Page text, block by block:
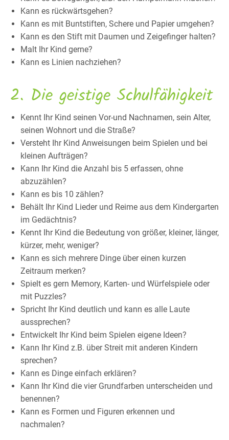
Kann es rückwärtsgehen?
Kann es mit Buntstiften, Schere und Papier umgehen?
Kann es den Stift mit Daumen und Zeigefinger halten?
Malt Ihr Kind gerne?
Kann es Linien nachziehen?
2. Die geistige Schulfähigkeit
Kennt Ihr Kind seinen Vor-und Nachnamen, sein Alter,
seinen Wohnort und die Straße?
Versteht Ihr Kind Anweisungen beim Spielen und bei
kleinen Aufträgen?
Kann Ihr Kind die Anzahl bis 5 erfassen, ohne
abzuzählen?
Kann es bis 10 zählen?
Behält Ihr Kind Lieder und Reime aus dem Kindergarten
im Gedächtnis?
Kennt Ihr Kind die Bedeutung von größer, kleiner, länger,
kürzer, mehr, weniger?
Kann es sich mehrere Dinge über einen kurzen
Zeitraum merken?
Spielt es gern Memory, Karten- und Würfelspiele oder
mit Puzzles?
Spricht Ihr Kind deutlich und kann es alle Laute
aussprechen?
Entwickelt Ihr Kind beim Spielen eigene Ideen?
Kann Ihr Kind z.B. über Streit mit anderen Kindern
sprechen?
Kann es Dinge einfach erklären?
Kann Ihr Kind die vier Grundfarben unterscheiden und
benennen?
Kann es Formen und Figuren erkennen und
nachmalen?